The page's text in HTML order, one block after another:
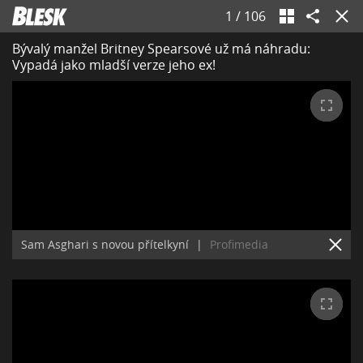
1 / 106
Bývalý manžel Britney Spearsové už má náhradu:
Vypadá jako mladší verze jeho ex!
Sam Asghari s novou přítelkyní | Profimedia